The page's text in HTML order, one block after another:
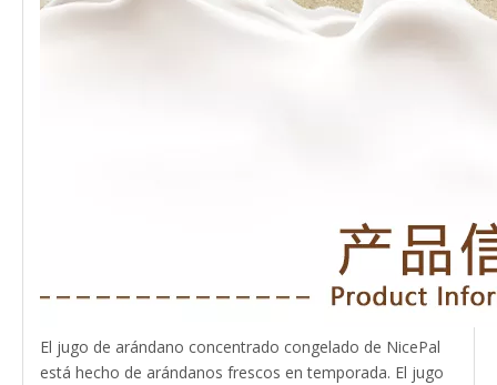
El jugo de arándano concentrado congelado de NicePal
está hecho de arándanos frescos en temporada. El jugo